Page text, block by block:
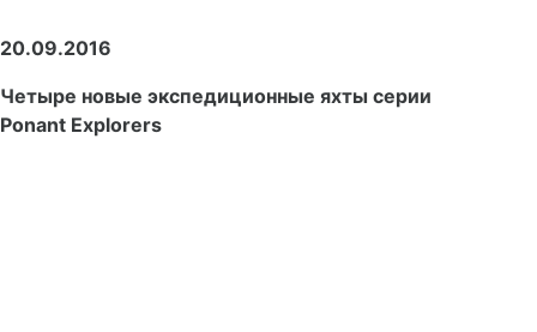
20.09.2016
Четыре новые экспедиционные яхты серии
Ponant Explorers